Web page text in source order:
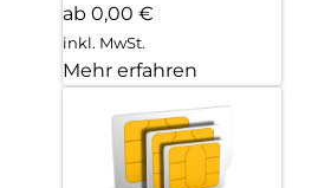
ab 0,00 €
inkl. MwSt.
Mehr erfahren